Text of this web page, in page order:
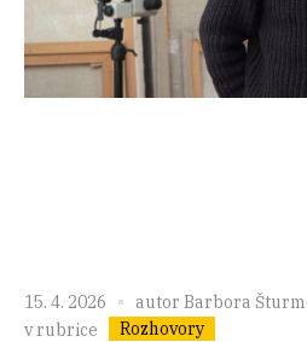
15. 4. 2026 autor Barbora
v rubrice
Rozhovory